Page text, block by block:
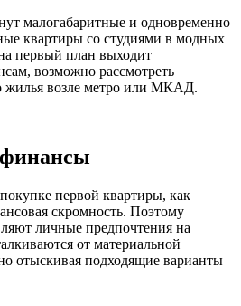
малогабаритные и одновременно
квартиры со студиями в модных
первый план выходит
возможно рассмотреть
жилья возле метро или МКАД.
первой квартиры, как
скромность. Поэтому
личные предпочтения на
от материальной
отыскивая подходящие варианты